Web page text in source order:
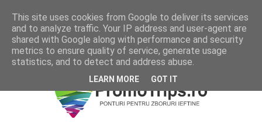
This site uses cookies from Google to deliver its services
and to analyze traffic. Your IP address and user-agent are
shared with Google along with performance and security
metrics to ensure quality of service, generate usage
statistics, and to detect and address abuse.
LEARN MORE GOT IT